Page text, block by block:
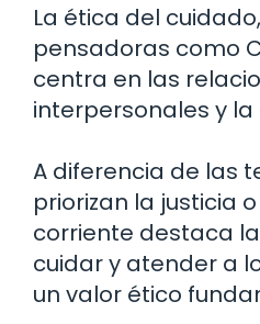
La ética del
pensadoras como
centra en las
interpersonales y
A diferencia de las
priorizan la justicia
corriente destaca
cuidar y atender a
un valor ético